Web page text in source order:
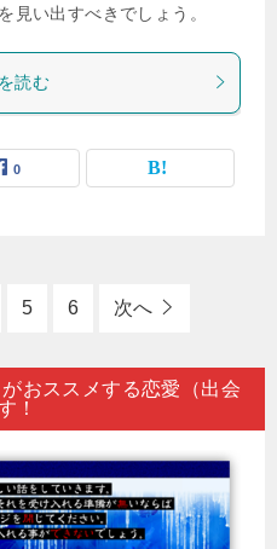
見い出すべきでしょう。
読む
0
5 6 次へ
おススメする恋愛（出会
！